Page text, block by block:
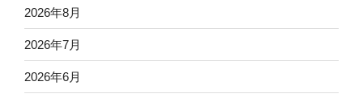
2026年8月
2026年7月
2026年6月